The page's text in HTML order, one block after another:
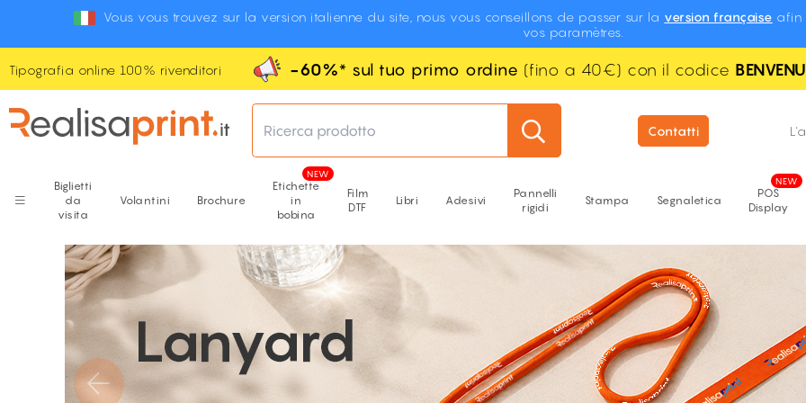
Vous vous trouvez sur la version italienne du site, nous vous conseillons de passer sur la version française afin
vos paramètres.
Tipografia online 100% rivenditori -60%* sul tuo primo ordine (fino a 40€) con il codice
Ricerca prodotto Contatti
Biglietti
da
visita
Volantini Brochure
Etichette
in
bobina
Film
DTF
Libri Adesivi
Pannelli
rigidi
Stampa Segnaletica
POS
Display